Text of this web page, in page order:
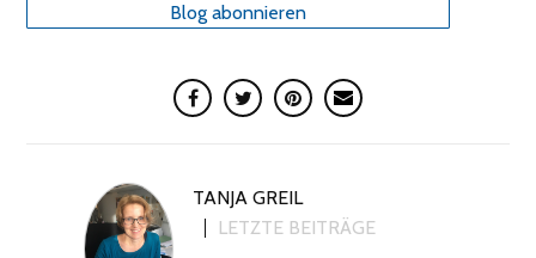
Blog abonnieren
TANJA GREIL
LETZTE BEITRÄGE